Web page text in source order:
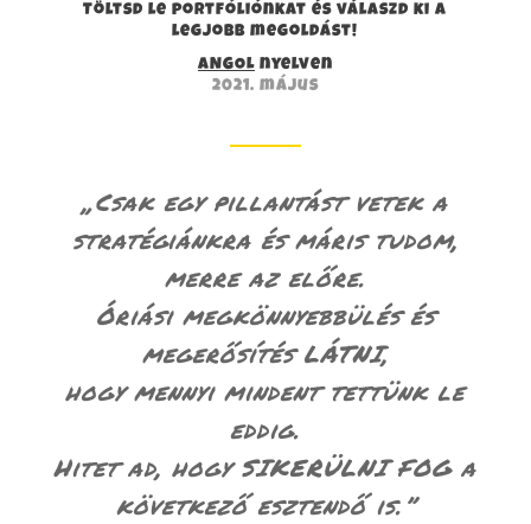
Töltsd le portfóliónkat és válaszd ki a
legjobb megoldást!
ANGOLnyelven
2021. május
„Csak egy pillantást vetek a
stratégiánkra és máris tudom,
merre az előre.
Óriási megkönnyebbülés és
megerősítés LÁTNI,
hogy mennyi mindent tettünk le
eddig.
Hitet ad, hogy SIKERÜLNI FOG a
következő esztendő is.”